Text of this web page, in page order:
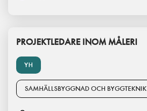
YH
PROJEKTLEDARE INOM MÅLERI
SAMHÄLLSBYGGNAD OCH BYGGTEKNIK